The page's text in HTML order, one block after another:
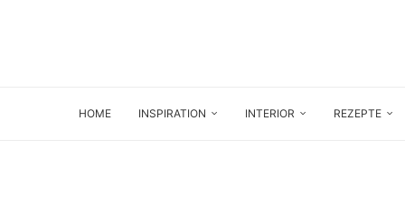
HOME INSPIRATION INTERIOR REZEPTE